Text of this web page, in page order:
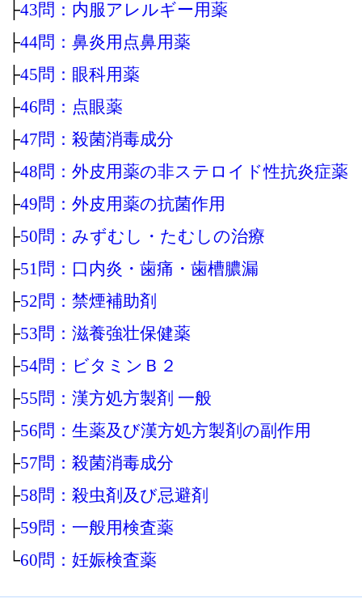
├43問：内服アレルギー用薬
├44問：鼻炎用点鼻用薬
├45問：眼科用薬
├46問：点眼薬
├47問：殺菌消毒成分
├48問：外皮用薬の非ステロイド性抗炎症薬
├49問：外皮用薬の抗菌作用
├50問：みずむし・たむしの治療
├51問：口内炎・歯痛・歯槽膿漏
├52問：禁煙補助剤
├53問：滋養強壮保健薬
├54問：ビタミンＢ２
├55問：漢方処方製剤 一般
├56問：生薬及び漢方処方製剤の副作用
├57問：殺菌消毒成分
├58問：殺虫剤及び忌避剤
├59問：一般用検査薬
└60問：妊娠検査薬